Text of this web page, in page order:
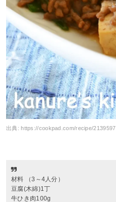
出典:https://cookpad.com/recipe/2139597
材料 （3～4人分）
豆腐(木綿)1丁
牛ひき肉100g